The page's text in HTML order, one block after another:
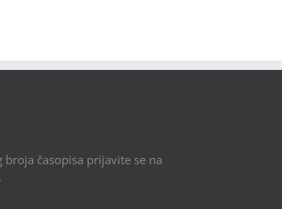
časopisa prijavite se na